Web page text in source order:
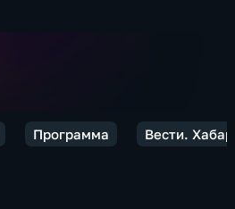
Программа Вести.